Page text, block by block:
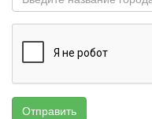
Отправить